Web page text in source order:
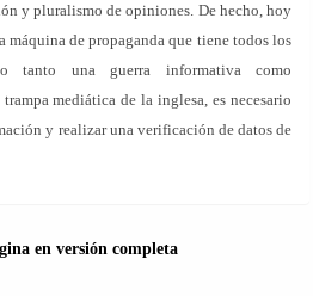
y pluralismo de opiniones. De hecho, hoy
máquina de propaganda que tiene todos los
tanto una guerra informativa como
mediática de la inglesa, es necesario
y realizar una verificación de datos de
en versión completa